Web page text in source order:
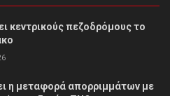
κεντρικούς πεζοδρόμους το
η μεταφορά απορριμμάτων με